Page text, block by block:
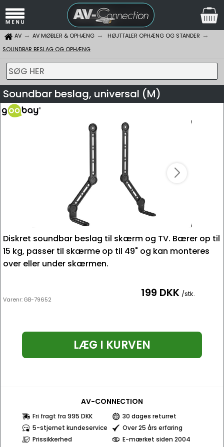
AV AV MØBLER & OPHÆNG
HØJTTALER OPHÆNG OG STANDER
SOUNDBAR BESLAG OG OPHÆNG
SØG HER
Soundbar beslag, universal (M)
Diskret soundbar beslag til skærm og TV. Bærer op til
15 kg, passer til skærme op til 49" og kan monteres
over eller under skærmen.
Varenr:GB-79652 199 DKK /stk.
LÆG I KURVEN
AV-CONNECTION
Fri fragt fra 995 DKK
30 dages returret
5-stjernet kundeservice
Over 25 års erfaring
Prissikkerhed
E-mærket siden 2004